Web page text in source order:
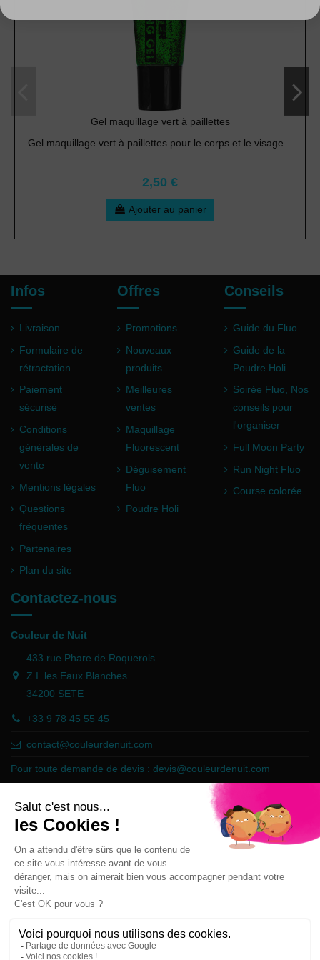
Gel maquillage vert à paillettes
Gel maquillage vert à paillettes pour le corps et le visage...
2,50 €
Ajouter au panier
Infos
Livraison
Formulaire de
rétractation
Paiement
sécurisé
Conditions
générales de
vente
Mentions légales
Questions
fréquentes
Partenaires
Plan du site
Offres
Promotions
Nouveaux
produits
Meilleures
ventes
Maquillage
Fluorescent
Déguisement
Fluo
Poudre Holi
Conseils
Guide du Fluo
Guide de la
Poudre Holi
Soirée Fluo, Nos
conseils pour
l'organiser
Full Moon Party
Run Night Fluo
Course colorée
Contactez-nous
Couleur de Nuit
433 rue Phare de Roquerols
Z.I. les Eaux Blanches
34200 SETE
+33 9 78 45 55 45
contact@couleurdenuit.com
Pour toute demande de devis : devis@couleurdenuit.com
Marchand approuvé par la Société des Avis Garantis,cliquez ici pour
vérifier .
Follow us
Newsletter